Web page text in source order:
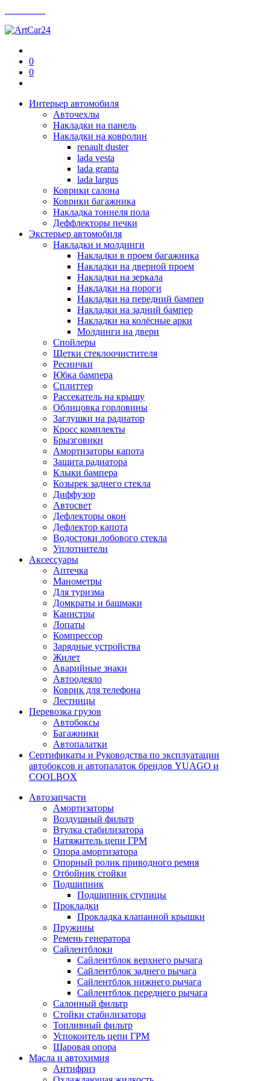
0
0
Интерьер автомобиля
Авточехлы
Накладки на панель
Накладки на ковролин
renault duster
lada vesta
lada granta
lada largus
Коврики салона
Коврики багажника
Накладка тоннеля пола
Деффлекторы печки
Экстерьер автомобиля
Накладки и молдинги
Накладки в проем багажника
Накладки на дверной проем
Накладки на зеркала
Накладки на пороги
Накладки на передний бампер
Накладки на задний бампер
Накладки на колёсные арки
Молдинги на двери
Спойлеры
Щетки стеклоочистителя
Реснички
Юбка бампера
Сплиттер
Рассекатель на крышу
Облицовка горловины
Заглушки на радиатор
Кросс комплекты
Брызговики
Амортизаторы капота
Защита радиатора
Клыки бампера
Козырек заднего стекла
Диффузор
Автосвет
Дефлекторы окон
Дефлектор капота
Водостоки лобового стекла
Уплотнители
Аксессуары
Аптечка
Манометры
Для туризма
Домкраты и башмаки
Канистры
Лопаты
Компрессор
Зарядные устройства
Жилет
Аварийные знаки
Автоодеяло
Коврик для телефона
Лестницы
Перевозка грузов
Автобоксы
Багажники
Автопалатки
Сертификаты и Руководства по эксплуатации
автобоксов и автопалаток брендов YUAGO и
COOLBOX
Автозапчасти
Амортизаторы
Воздушный фильтр
Втулка стабилизатора
Натяжитель цепи ГРМ
Опора амортизатора
Опорный ролик приводного ремня
Отбойник стойки
Подшипник
Подшипник ступицы
Прокладки
Прокладка клапанной крышки
Пружины
Ремень генератора
Сайлентблоки
Сайлентблок верхнего рычага
Сайлентблок заднего рычага
Сайлентблок нижнего рычага
Сайлентблок переднего рычага
Салонный фильтр
Стойки стабилизатора
Топливный фильтр
Успокоитель цепи ГРМ
Шаровая опора
Масла и автохимия
Антифриз